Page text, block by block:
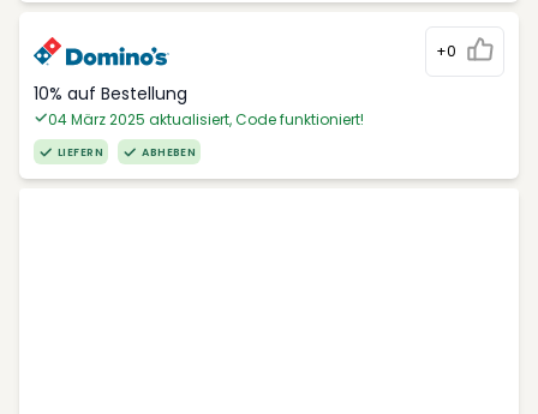
+0
10% auf Bestellung
04 März 2025 aktualisiert, Code funktioniert!
LIEFERN ABHEBEN